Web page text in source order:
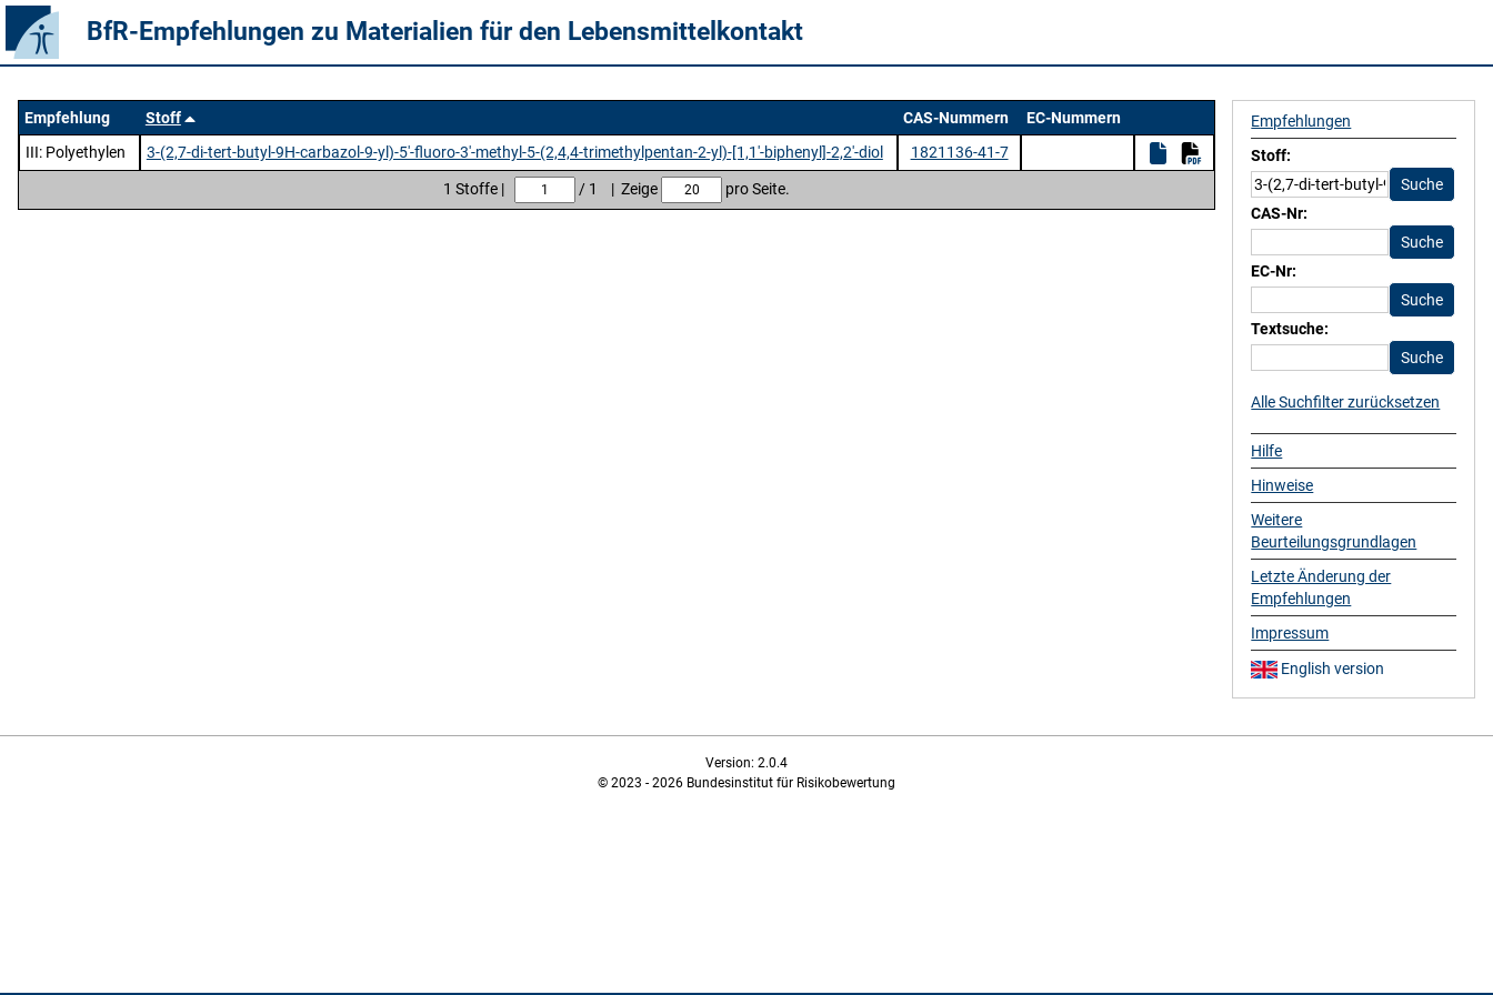
BfR-Empfehlungen zu Materialien für den Lebensmittelkontakt
Empfehlung Stoff CAS-Nummern
EC-Nummern
III: Polyethylen 3-(2,7-di-tert-butyl-9H-carbazol-9-yl)-5'-fluoro-3'-methyl-5-(2,4,4-trimethylpentan-2-yl)-[1,1'-biphenyl]-2,2'-diol 1821136-41-7
1 Stoffe | / 1 | Zeige pro Seite.
Empfehlungen
Stoff:
CAS-Nr:
EC-Nr:
Textsuche:
Alle Suchfilter zurücksetzen
Hilfe
Hinweise
Weitere
Beurteilungsgrundlagen
Letzte Änderung der
Empfehlungen
Impressum
English version
Version: 2.0.4
© 2023 - 2026 Bundesinstitut für Risikobewertung